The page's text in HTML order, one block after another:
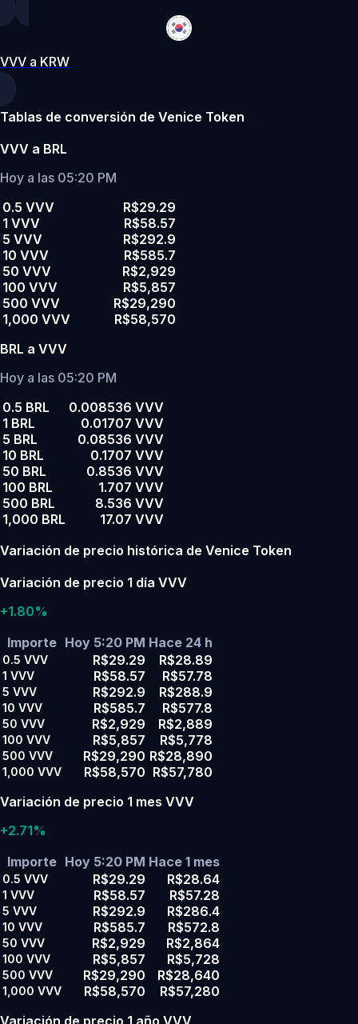
VVV a KRW
Tablas de conversión de Venice Token
VVV a BRL
Hoy a las 05:20 PM
0.5 VVV
R$29.29
1 VVV
R$58.57
5 VVV
R$292.9
10 VVV
R$585.7
50 VVV
R$2,929
100 VVV
R$5,857
500 VVV
R$29,290
1,000 VVV
R$58,570
BRL a VVV
Hoy a las 05:20 PM
0.5 BRL
0.008536 VVV
1 BRL
0.01707 VVV
5 BRL
0.08536 VVV
10 BRL
0.1707 VVV
50 BRL
0.8536 VVV
100 BRL
1.707 VVV
500 BRL
8.536 VVV
1,000 BRL
17.07 VVV
Variación de precio histórica de Venice Token
Variación de precio 1 día VVV
+1.80%
Importe Hoy 5:20 PM Hace 24 h
0.5 VVV R$29.29 R$28.89
1 VVV R$58.57 R$57.78
5 VVV R$292.9 R$288.9
10 VVV R$585.7 R$577.8
50 VVV R$2,929 R$2,889
100 VVV R$5,857 R$5,778
500 VVV R$29,290 R$28,890
1,000 VVV R$58,570 R$57,780
Variación de precio 1 mes VVV
+2.71%
Importe Hoy 5:20 PM Hace 1 mes
0.5 VVV R$29.29 R$28.64
1 VVV R$58.57 R$57.28
5 VVV R$292.9 R$286.4
10 VVV R$585.7 R$572.8
50 VVV R$2,929 R$2,864
100 VVV R$5,857 R$5,728
500 VVV R$29,290 R$28,640
1,000 VVV R$58,570
R$57,280
Variación de precio 1 año VVV